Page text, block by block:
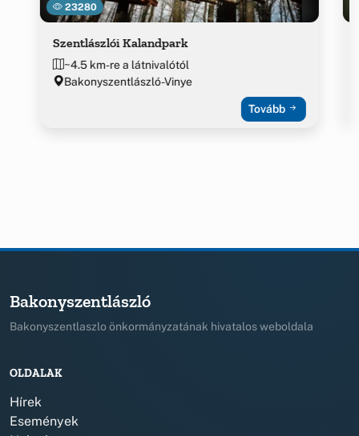
23280
Szentlászlói Kalandpark
~4.5 km-re a látnivalótól
Bakonyszentlászló-Vinye
Tovább
Bakonyszentlászló
Bakonyszentlaszlo önkormányzatának hivatalos weboldala
OLDALAK
Hírek
Események